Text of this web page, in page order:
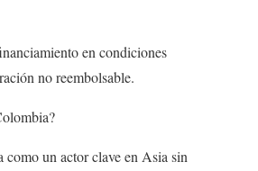
en condiciones
no reembolsable.
como un actor clave en Asia sin